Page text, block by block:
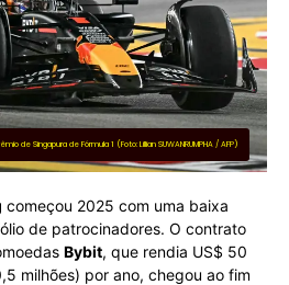
de Singapura de Fórmula 1 (Foto: Lillian SUWANRUMPHA / AFP)
começou 2025 com uma baixa
de patrocinadores. O contrato
Bybit, que rendia US$ 50
milhões) por ano, chegou ao fim